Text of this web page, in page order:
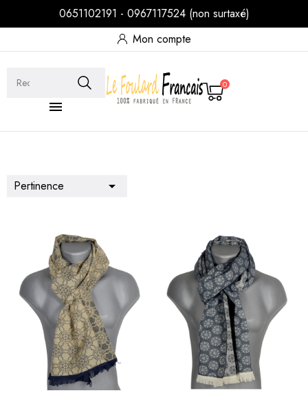
0651102191 - 0967117524 (non surtaxé)
Mon compte

0
Pertinence 